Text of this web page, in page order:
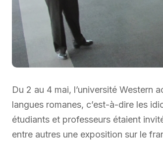
Du 2 au 4 mai, l’université Western
langues romanes, c’est-à-dire les
étudiants et professeurs étaient
entre autres une exposition sur le